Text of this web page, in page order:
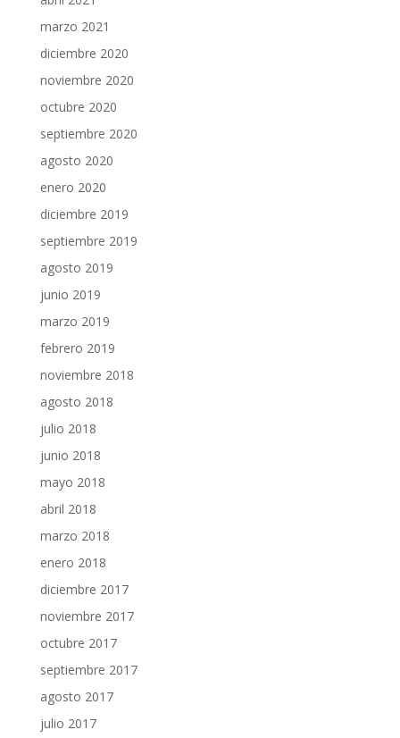
marzo 2021
diciembre 2020
noviembre 2020
octubre 2020
septiembre 2020
agosto 2020
enero 2020
diciembre 2019
septiembre 2019
agosto 2019
junio 2019
marzo 2019
febrero 2019
noviembre 2018
agosto 2018
julio 2018
junio 2018
mayo 2018
abril 2018
marzo 2018
enero 2018
diciembre 2017
noviembre 2017
octubre 2017
septiembre 2017
agosto 2017
julio 2017